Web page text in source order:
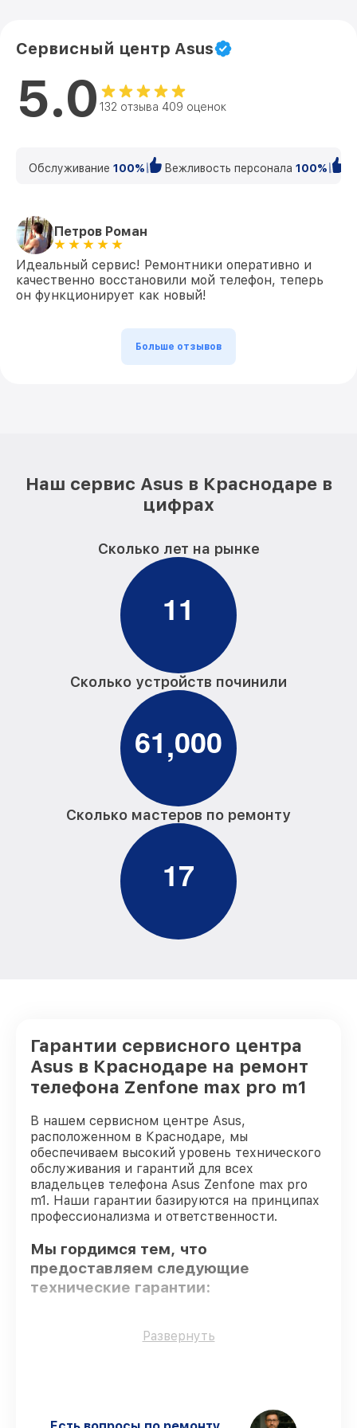
Сервисный центр Asus
5.0 132 отзыва 409 оценок
Обслуживание 100% Вежливость персонала 100%
Петров Роман
Идеальный сервис! Ремонтники оперативно и
качественно восстановили мой телефон, теперь
он функционирует как новый!
Больше отзывов
Наш сервис Asus в Краснодаре в
цифрах
Сколько лет на рынке
11
Сколько устройств починили
61,000
Сколько мастеров по ремонту
17
Гарантии сервисного центра
Asus в Краснодаре на ремонт
телефона Zenfone max pro m1
В нашем сервисном центре Asus,
расположенном в Краснодаре, мы
обеспечиваем высокий уровень технического
обслуживания и гарантий для всех
владельцев телефона Asus Zenfone max pro
m1. Наши гарантии базируются на принципах
профессионализма и ответственности.
Мы гордимся тем, что
предоставляем следующие
технические гарантии:
Использование оригинальных
Развернуть